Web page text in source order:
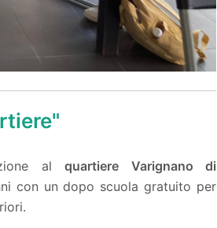
alquartiere Varignano di
con un dopo scuola gratuito per